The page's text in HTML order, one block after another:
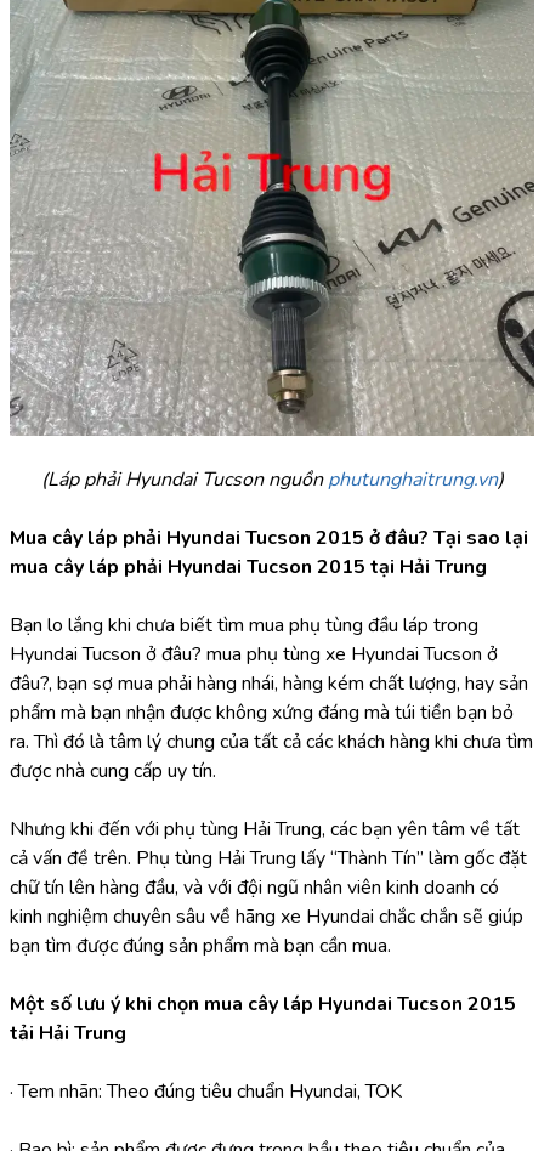
(Láp phải Hyundai Tucson nguồn phutunghaitrung.vn)
Mua cây láp phải Hyundai Tucson 2015 ở đâu? Tại sao lại
mua cây láp phải Hyundai Tucson 2015 tại Hải Trung
Bạn lo lắng khi chưa biết tìm mua phụ tùng đầu láp trong
Hyundai Tucson ở đâu? mua phụ tùng xe Hyundai Tucson ở
đâu?, bạn sợ mua phải hàng nhái, hàng kém chất lượng, hay sản
phẩm mà bạn nhận được không xứng đáng mà túi tiền bạn bỏ
ra. Thì đó là tâm lý chung của tất cả các khách hàng khi chưa tìm
được nhà cung cấp uy tín.
Nhưng khi đến với phụ tùng Hải Trung, các bạn yên tâm về tất
cả vấn đề trên. Phụ tùng Hải Trung lấy “Thành Tín” làm gốc đặt
chữ tín lên hàng đầu, và với đội ngũ nhân viên kinh doanh có
kinh nghiệm chuyên sâu về hãng xe Hyundai chắc chắn sẽ giúp
bạn tìm được đúng sản phẩm mà bạn cần mua.
Một số lưu ý khi chọn mua cây láp Hyundai Tucson 2015
tải Hải Trung
· Tem nhãn: Theo đúng tiêu chuẩn Hyundai, TOK